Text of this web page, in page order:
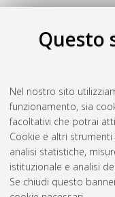
Questo
Nel nostro sito
funzionamento, sia
facoltativi che potrai
Cookie e altri
analisi statistiche,
istituzionale e analisi
Se chiudi questo
2010
Ricciotti, Adele
dell'uomo e
[Dissertation thesis],
Bologna. Dottorato di
22 Ciclo.
Questa lista e'